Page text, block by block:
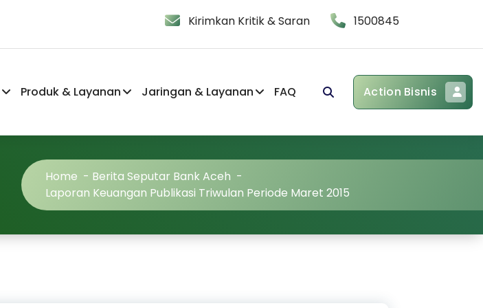
Kirimkan Kritik & Saran 1500845
Produk & Layanan Jaringan & Layanan FAQ Action Bisnis
Home - Berita Seputar Bank Aceh -
Laporan Keuangan Publikasi Triwulan Periode Maret 2015